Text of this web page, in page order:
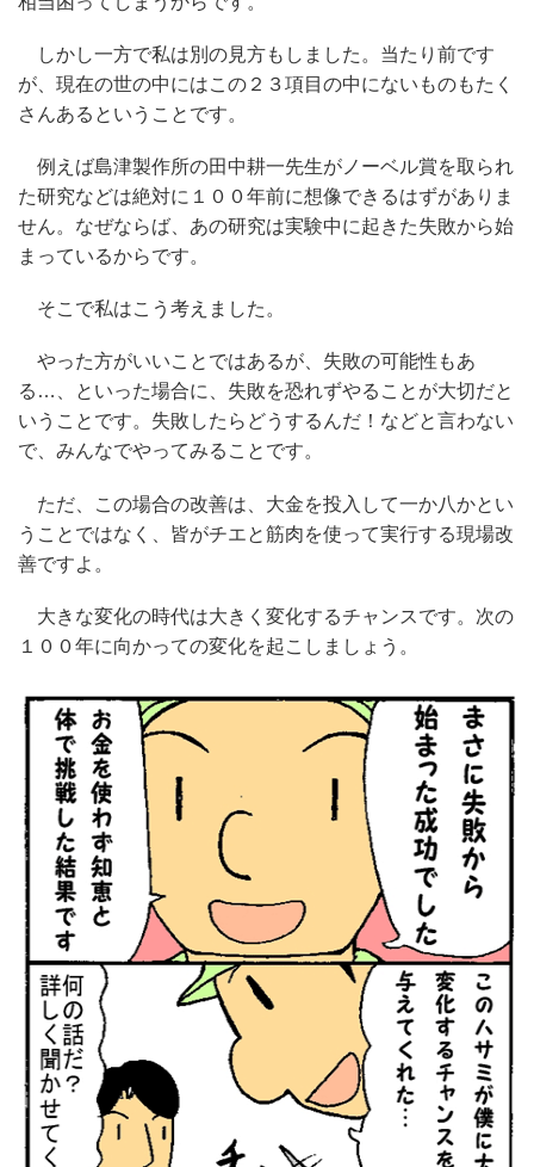
しかし一方で私は別の見方もしました。当たり前です
が、現在の世の中にはこの２３項目の中にないものもたく
さんあるということです。
例えば島津製作所の田中耕一先生がノーベル賞を取られ
た研究などは絶対に１００年前に想像できるはずがありま
せん。なぜならば、あの研究は実験中に起きた失敗から始
まっているからです。
そこで私はこう考えました。
やった方がいいことではあるが、失敗の可能性もあ
る…、といった場合に、失敗を恐れずやることが大切だと
いうことです。失敗したらどうするんだ！などと言わない
で、みんなでやってみることです。
ただ、この場合の改善は、大金を投入して一か八かとい
うことではなく、皆がチエと筋肉を使って実行する現場改
善ですよ。
大きな変化の時代は大きく変化するチャンスです。次の
１００年に向かっての変化を起こしましょう。